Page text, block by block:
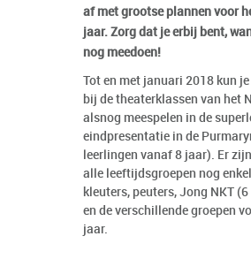
af met grootse plannen voor
jaar. Zorg dat je erbij bent,
nog meedoen!
Tot en met januari 2018 kun
bij de theaterklassen van het
alsnog meespelen in de
eindpresentatie in de
leerlingen vanaf 8 jaar). Er
alle leeftijdsgroepen nog
kleuters, peuters, Jong NKT
en de verschillende groepen
jaar.